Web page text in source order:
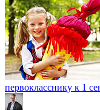
первокласснику к 1